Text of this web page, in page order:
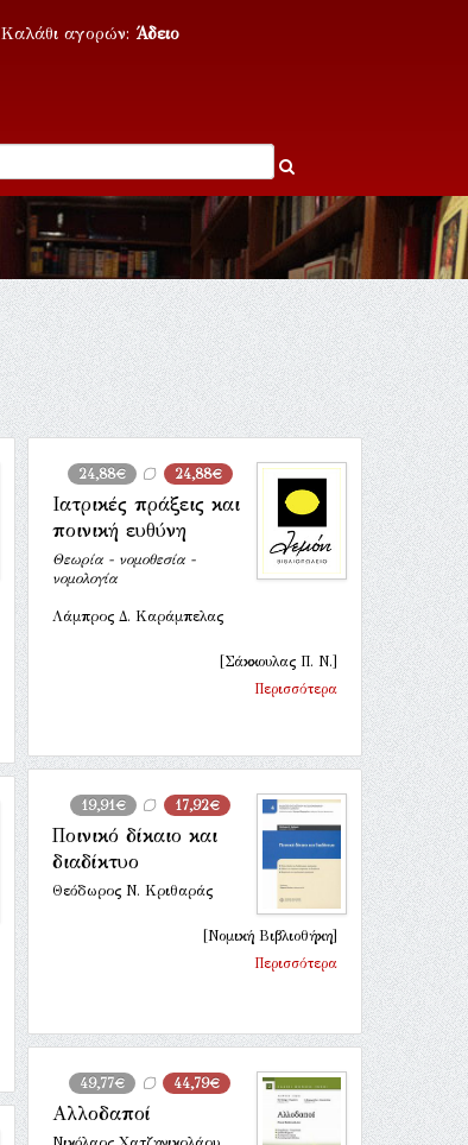
Καλάθι αγορών: Άδειο
24,88€ 24,88€
Ιατρικές πράξεις και
ποινική ευθύνη
Θεωρία - νομοθεσία -
νομολογία
Λάμπρος Δ. Καράμπελας
[Σάκκουλας Π. Ν.]
Περισσότερα
19,91€ 17,92€
Ποινικό δίκαιο και
διαδίκτυο
Θεόδωρος Ν. Κριθαράς
[Νομική Βιβλιοθήκη]
Περισσότερα
49,77€ 44,79€
Αλλοδαποί